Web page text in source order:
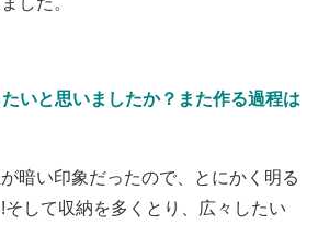
いと思いましたか？また作る過程は
暗い印象だったので、とにかく明る
して収納を多くとり、広々したい